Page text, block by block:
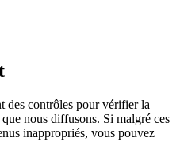
des contrôles pour vérifier la
nous diffusons. Si malgré ces
inappropriés, vous pouvez